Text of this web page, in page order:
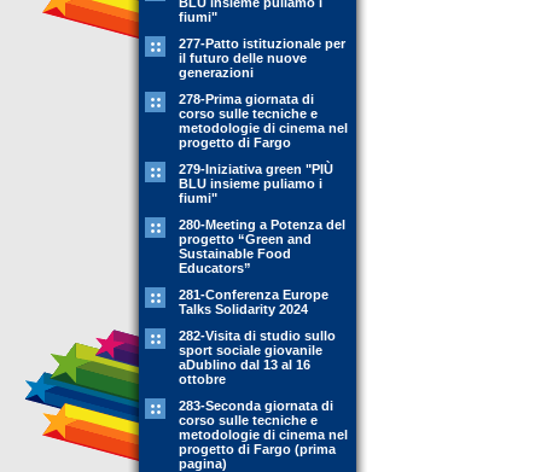
fiumi"
277-Patto istituzionale per
il futuro delle nuove
generazioni
278-Prima giornata di
corso sulle tecniche e
metodologie di cinema nel
progetto di Fargo
279-Iniziativa green "PIÙ
BLU insieme puliamo i
fiumi"
280-Meeting a Potenza del
progetto “Green and
Sustainable Food
Educators”
281-Conferenza Europe
Talks Solidarity 2024
282-Visita di studio sullo
sport sociale giovanile
aDublino dal 13 al 16
ottobre
283-Seconda giornata di
corso sulle tecniche e
metodologie di cinema nel
progetto di Fargo (prima
pagina)